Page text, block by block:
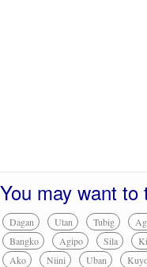
You may want
Dagan Utan Tubig
Bangko
Agipo Sila
Ako
Niini Uban